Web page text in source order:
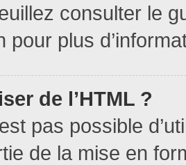
consulter le
pour plus
de l’HTML ?
pas possible
de la mise en